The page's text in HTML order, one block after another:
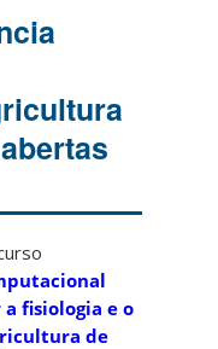
fisiologia e o
de